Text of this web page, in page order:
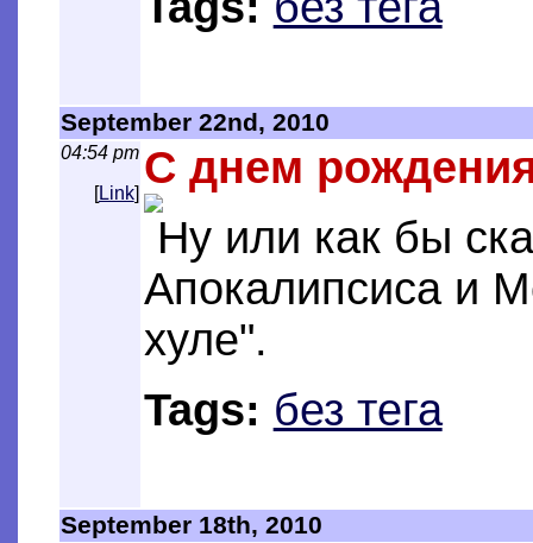
September 22nd, 2010
04:54 pm
[Link]
С днем
Ну или как бы
Апокалипсиса и
хуле".
Tags: без тега
September 18th, 2010